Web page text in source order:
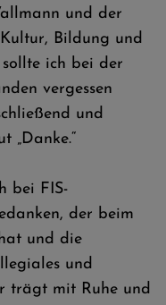
und der
Bildung und
ich bei der
vergessen
und
„Danke.“
bei FIS-
der beim
und die
und
trägt mit Ruhe und